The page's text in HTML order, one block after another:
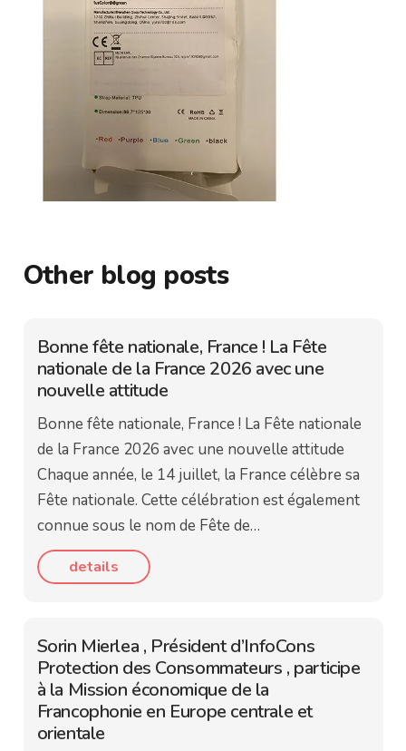
Other blog posts
Bonne fête nationale, France ! La Fête
nationale de la France 2026 avec une
nouvelle attitude
Bonne fête nationale, France ! La Fête nationale
de la France 2026 avec une nouvelle attitude
Chaque année, le 14 juillet, la France célèbre sa
Fête nationale. Cette célébration est également
connue sous le nom de Fête de…
details
Sorin Mierlea , Président d’InfoCons
Protection des Consommateurs , participe
à la Mission économique de la
Francophonie en Europe centrale et
orientale